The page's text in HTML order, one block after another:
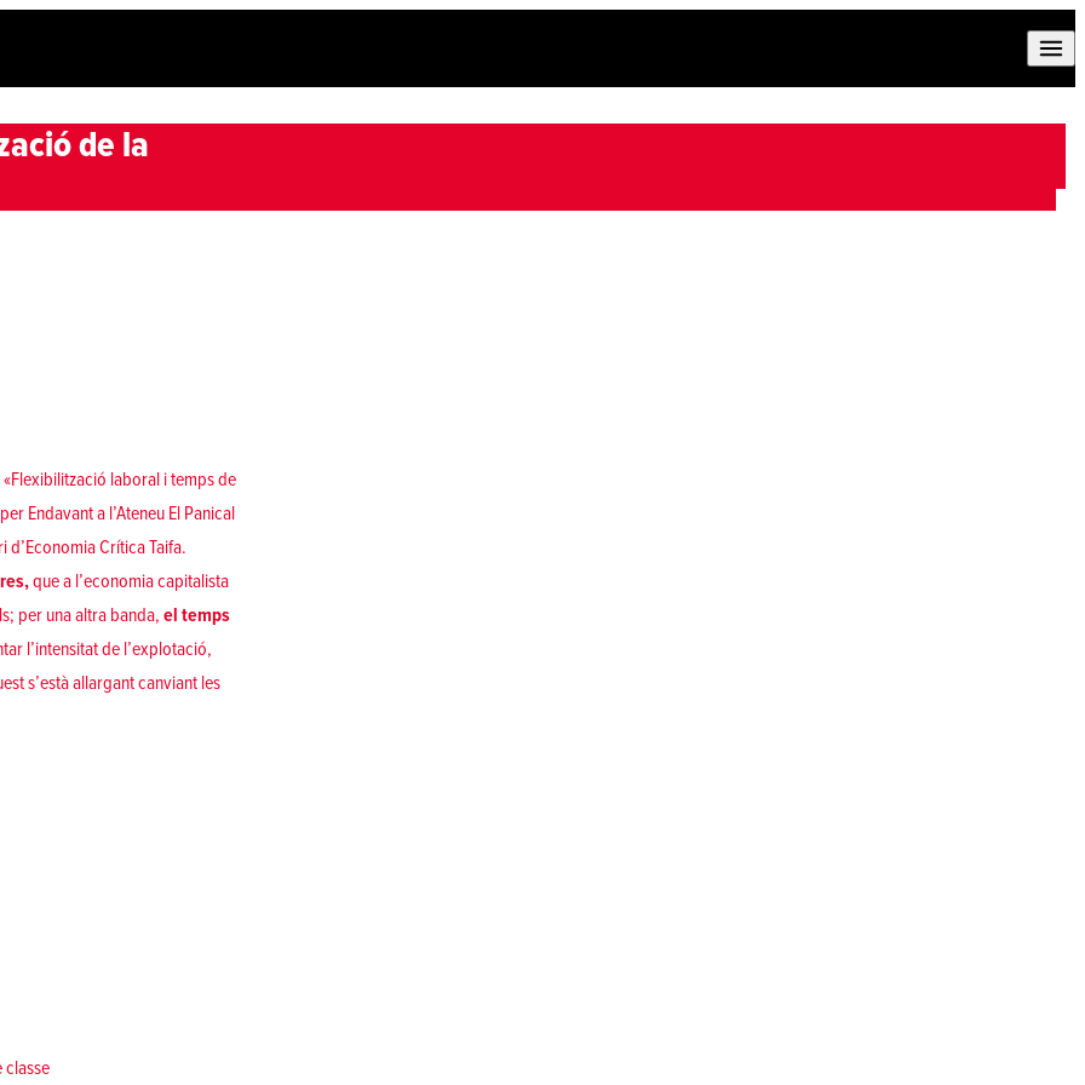
de la
laboral i temps de
Endavant a l’Ateneu El Panical
Crítica Taifa.
que a l’economia capitalista
per una altra banda, el temps
l’intensitat de l’explotació,
s’està allargant canviant les
classe